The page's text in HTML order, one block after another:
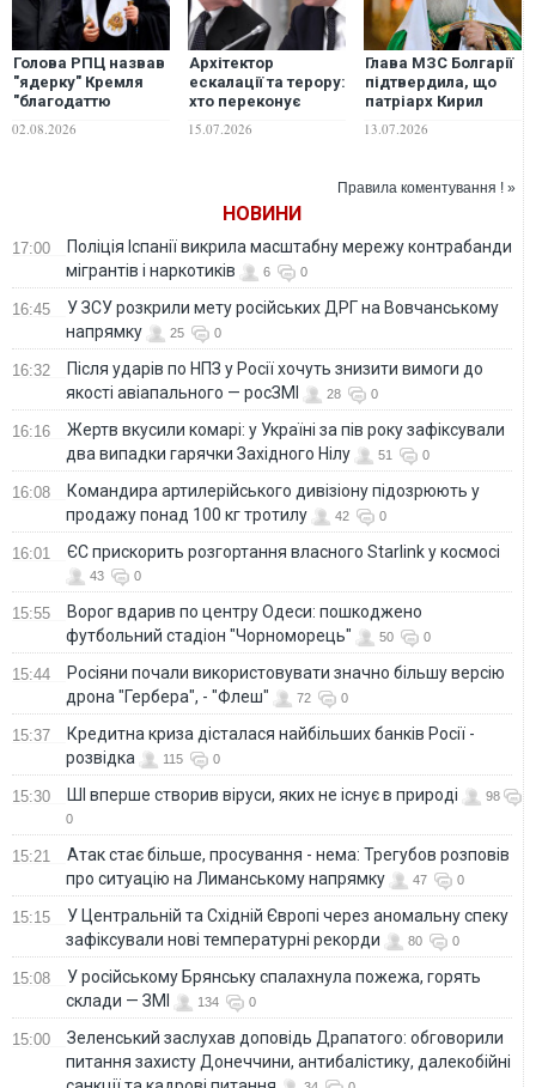
Голова РПЦ назвав
"ядерку" Кремля
"благодаттю
Божою"
02.08.2026
Архітектор
ескалації та терору:
хто переконує
Путіна
продовжувати
15.07.2026
Глава МЗС Болгарії
підтвердила, що
патріарх Кирил
вилучений з 21-го
пакета санкцій
13.07.2026
Правила коментування ! »
НОВИНИ
17:00
Поліція Іспанії викрила масштабну мережу контрабанди
мігрантів і наркотиків
6 0
16:45
У ЗСУ розкрили мету російських ДРГ на Вовчанському
напрямку
25 0
16:32
Після ударів по НПЗ у Росії хочуть знизити вимоги до
якості авіапального — росЗМІ
28 0
16:16
Жертв вкусили комарі: у Україні за пів року зафіксували
два випадки гарячки Західного Нілу
51 0
16:08
Командира артилерійського дивізіону підозрюють у
продажу понад 100 кг тротилу
42 0
16:01 ЄС прискорить розгортання власного Starlink у космосі
43 0
15:55
Ворог вдарив по центру Одеси: пошкоджено
футбольний стадіон "Чорноморець"
50 0
15:44
Росіяни почали використовувати значно більшу версію
дрона "Гербера", - "Флеш"
72 0
15:37
Кредитна криза дісталася найбільших банків Росії -
розвідка
115 0
15:30 ШІ вперше створив віруси, яких не існує в природі
98
0
15:21
Атак стає більше, просування - нема: Трегубов розповів
про ситуацію на Лиманському напрямку
47 0
15:15
У Центральній та Східній Європі через аномальну спеку
зафіксували нові температурні рекорди
80 0
15:08
У російському Брянську спалахнула пожежа, горять
склади — ЗМІ
134 0
15:00
Зеленський заслухав доповідь Драпатого: обговорили
питання захисту Донеччини, антибалістику, далекобійні